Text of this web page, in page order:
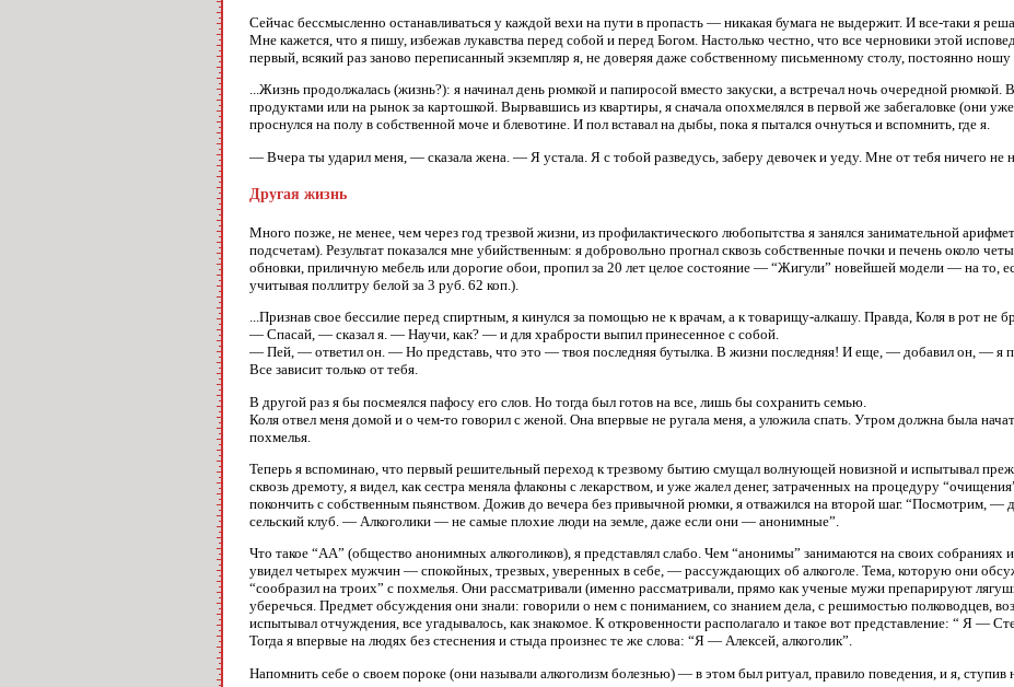
Сейчас бессмысленно останавливаться у каждой вехи на пути в пропасть — никакая бумага не выдержит. И все-таки я
Мне кажется, что я пишу, избежав лукавства перед собой и перед Богом. Настолько честно, что все черновики этой
первый, всякий раз заново переписанный экземпляр я, не доверяя даже собственному письменному столу, постоянно
...Жизнь продолжалась (жизнь?): я начинал день рюмкой и папиросой вместо закуски, а встречал ночь очередной рюмкой.
продуктами или на рынок за картошкой. Вырвавшись из квартиры, я сначала опохмелялся в первой же забегаловке (они
проснулся на полу в собственной моче и блевотине. И пол вставал на дыбы, пока я пытался очнуться и вспомнить, где я.
— Вчера ты ударил меня, — сказала жена. — Я устала. Я с тобой разведусь, заберу девочек и уеду. Мне от тебя ничего не
Другая жизнь
Много позже, не менее, чем через год трезвой жизни, из профилактического любопытства я занялся занимательной
подсчетам). Результат показался мне убийственным: я добровольно прогнал сквозь собственные почки и печень около
обновки, приличную мебель или дорогие обои, пропил за 20 лет целое состояние — “Жигули” новейшей модели — на то,
учитывая поллитру белой за 3 руб. 62 коп.).
...Признав свое бессилие перед спиртным, я кинулся за помощью не к врачам, а к товарищу-алкашу. Правда, Коля в рот не
— Спасай, — сказал я. — Научи, как? — и для храбрости выпил принесенное с собой.
— Пей, — ответил он. — Но представь, что это — твоя последняя бутылка. В жизни последняя! И еще, — добавил он, — я
Все зависит только от тебя.
В другой раз я бы посмеялся пафосу его слов. Но тогда был готов на все, лишь бы сохранить семью.
Коля отвел меня домой и о чем-то говорил с женой. Она впервые не ругала меня, а уложила спать. Утром должна была
похмелья.
Теперь я вспоминаю, что первый решительный переход к трезвому бытию смущал волнующей новизной и испытывал
сквозь дремоту, я видел, как сестра меняла флаконы с лекарством, и уже жалел денег, затраченных на процедуру
покончить с собственным пьянством. Дожив до вечера без привычной рюмки, я отважился на второй шаг. “Посмотрим, —
сельский клуб. — Алкоголики — не самые плохие люди на земле, даже если они — анонимные”.
Что такое “АА” (общество анонимных алкоголиков), я представлял слабо. Чем “анонимы” занимаются на своих
увидел четырех мужчин — спокойных, трезвых, уверенных в себе, — рассуждающих об алкоголе. Тема, которую они
“сообразил на троих” с похмелья. Они рассматривали (именно рассматривали, прямо как ученые мужи препарируют
уберечься. Предмет обсуждения они знали: говорили о нем с пониманием, со знанием дела, с решимостью
испытывал отчуждения, все угадывалось, как знакомое. К откровенности располагало и такое вот представление: “ Я —
Тогда я впервые на людях без стеснения и стыда произнес те же слова: “Я — Алексей, алкоголик”.
Напомнить себе о своем пороке (они называли алкоголизм болезнью) — в этом был ритуал, правило поведения, и я, ступив